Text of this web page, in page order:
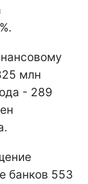
млн
- 289
банков 553